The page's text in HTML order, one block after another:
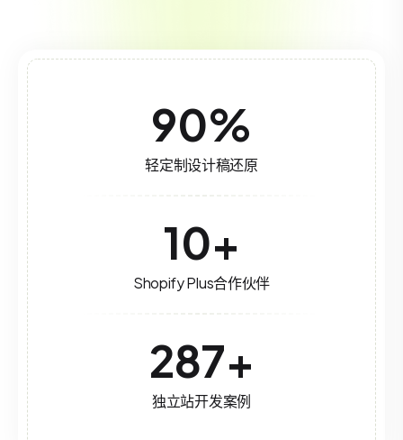
90%
轻定制设计稿还原
10+
Shopify Plus合作伙伴
287+
独立站开发案例